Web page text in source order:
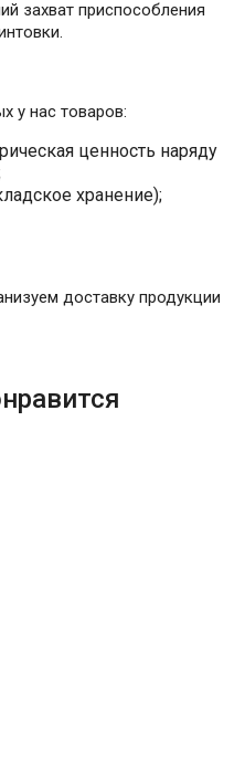
захват приспособления
у нас товаров:
ценность наряду
хранение);
доставку продукции